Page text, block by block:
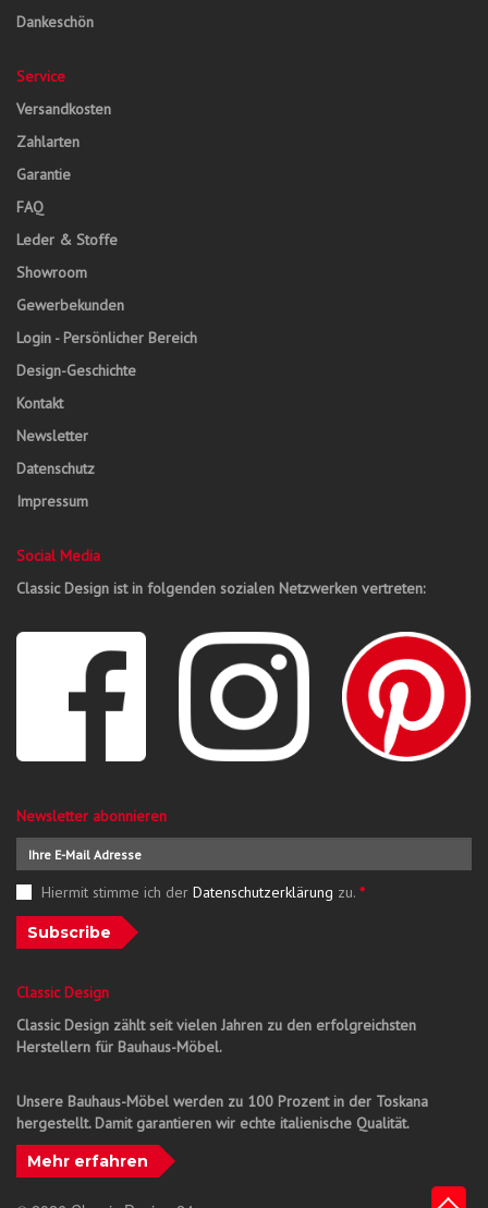
Dankeschön
Service
Versandkosten
Zahlarten
Garantie
FAQ
Leder & Stoffe
Showroom
Gewerbekunden
Login - Persönlicher Bereich
Design-Geschichte
Kontakt
Newsletter
Datenschutz
Impressum
Social Media
Classic Design ist in folgenden sozialen Netzwerken vertreten:
Newsletter abonnieren
Hiermit stimme ich der Datenschutzerklärung zu. *
Subscribe
Classic Design
Classic Design zählt seit vielen Jahren zu den erfolgreichsten
Herstellern für Bauhaus-Möbel.
Unsere Bauhaus-Möbel werden zu 100 Prozent in der Toskana
hergestellt. Damit garantieren wir echte italienische Qualität.
Mehr erfahren